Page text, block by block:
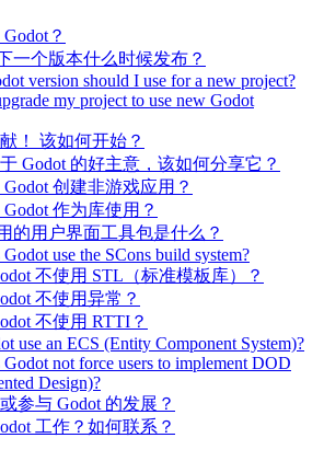
？
一个版本什么时候发布？
version should I use for a new project?
my project to use new Godot
！ 该如何开始？
Godot 的好主意，该如何分享它？
创建非游戏应用？
作为库使用？
的用户界面工具包是什么？
use the SCons build system?
不使用 STL（标准模板库）？
不使用异常？
不使用 RTTI？
use an ECS (Entity Component System)?
not force users to implement DOD
Design)?
参与 Godot 的发展？
工作？如何联系？